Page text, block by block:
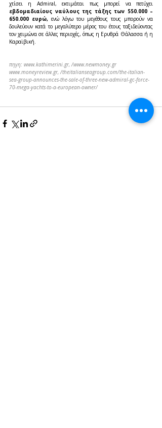
εβδομαδιαίους ναύλους της τάξης των 550.000 –
650.000 ευρώ, ενώ λόγω του μεγέθους τους μπορούν να
δουλεύουν κατά το μεγαλύτερο μέρος του έτους ταξιδεύοντας
τον χειμώνα σε άλλες περιοχές, όπως η Ερυθρά Θάλασσα ή η
Καραϊβική.
πηγη: www.kathimerini.gr, /www.newmoney.gr
www.moneyreview.gr, /theitalianseagroup.com/the-italian-
sea-group-announces-the-sale-of-three-new-admiral-gc-force-
70-mega-yachts-to-a-european-owner/